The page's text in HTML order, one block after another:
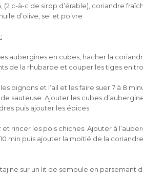
(2 c-à-c de sirop d’érable), coriandre
d’olive, sel et poivre
aubergines en cubes, hacher la
de la rhubarbe et couper les tiges en
oignons et l’ail et les faire suer 7 à 8
sauteuse. Ajouter les cubes
puis ajouter les épices.
rincer les pois chiches. Ajouter à
min puis ajouter la moitié de la
sur un lit de semoule en parsemant